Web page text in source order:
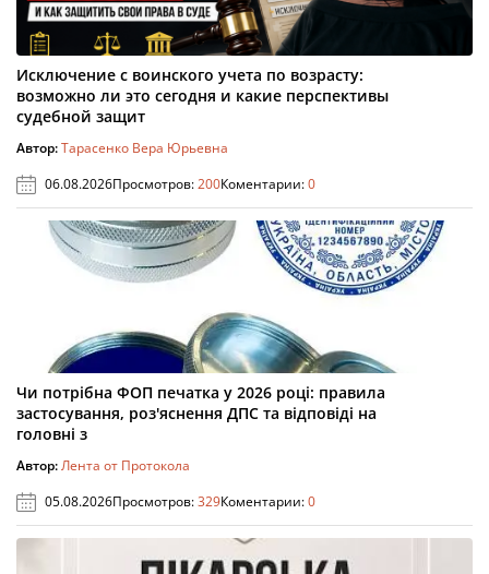
Исключение с воинского учета по возрасту:
возможно ли это сегодня и какие перспективы
судебной защит
Автор:Тарасенко Вера Юрьевна
06.08.2026Просмотров:200Коментарии:0
Чи потрібна ФОП печатка у 2026 році: правила
застосування, роз'яснення ДПС та відповіді на
головні з
Автор:Лента от Протокола
05.08.2026Просмотров:329Коментарии:0